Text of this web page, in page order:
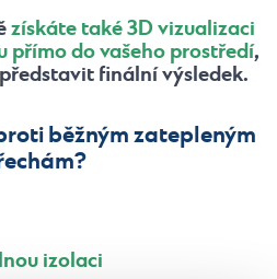
získáte také 3D vizualizaci
přímo do vašeho prostředí,
finální výsledek.
běžným zatepleným
izolaci